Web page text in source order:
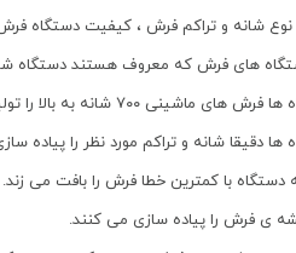
نوع شانه و تراکم فرش ، کیفیت دستگاه
های فرش که معروف هستند دستگاه
ماشینی ۷۰۰ شانه به بالا را تولید می کنند.
ها دقیقا شانه و تراکم مورد نظر را پیاده
دستگاه با کمترین خطا فرش را بافت می زند.
ی فرش را پیاده سازی می کنند.